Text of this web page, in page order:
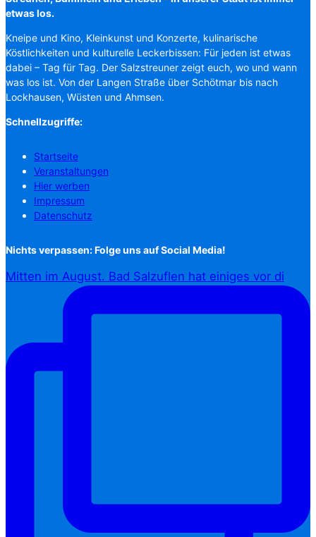
etwas los.
Kneipe und Kino, Kleinkunst und Konzerte, kulinarische
Köstlichkeiten und kulturelle Leckerbissen: Für jeden ist etwas
dabei – Tag für Tag. Der Salzstreuner zeigt euch, wo und wann
was los ist. Von der Langen Straße über Schötmar bis nach
Lockhausen, Wüsten und Ahmsen.
Schnellzugriffe:
Startseite
Veranstaltungen
Hier werben
Impressum
Datenschutz
Nichts verpassen: Folge uns auf Social Media!
Mitten im August. Bad Salzuflen hat einiges vor di